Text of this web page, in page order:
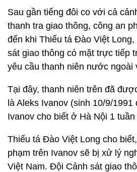
Sau gần tiếng đôi co với cả
thanh tra giao thông, công an
đến khi Thiếu tá Đào Việt Long,
sát giao thông có mặt trực tiếp
yêu cầu thanh niên nước ngoài
Tại đây, thanh niên trên đã
là Aleks Ivanov (sinh 10/9/1991
Ivanov cho biết ở Hà Nội 1 tuần
Thiếu tá Đào Việt Long cho
phạm trên Ivanov sẽ bị xử lý
Việt Nam. Đội Cảnh sát giao